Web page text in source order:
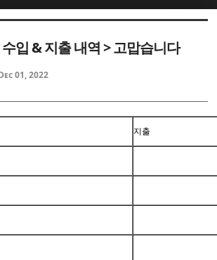
입 & 지출 내역 > 고맙습니다
01, 2022
지출
스케치북5
스케치북5